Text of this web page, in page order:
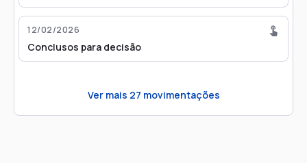
12/02/2026
Conclusos para decisão
Ver mais 27 movimentações